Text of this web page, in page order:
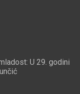
U 29. godini